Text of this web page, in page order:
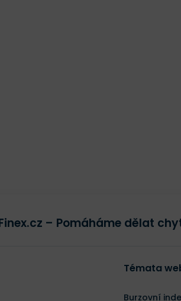
– Pomáháme dělat
Témata
Burzovní